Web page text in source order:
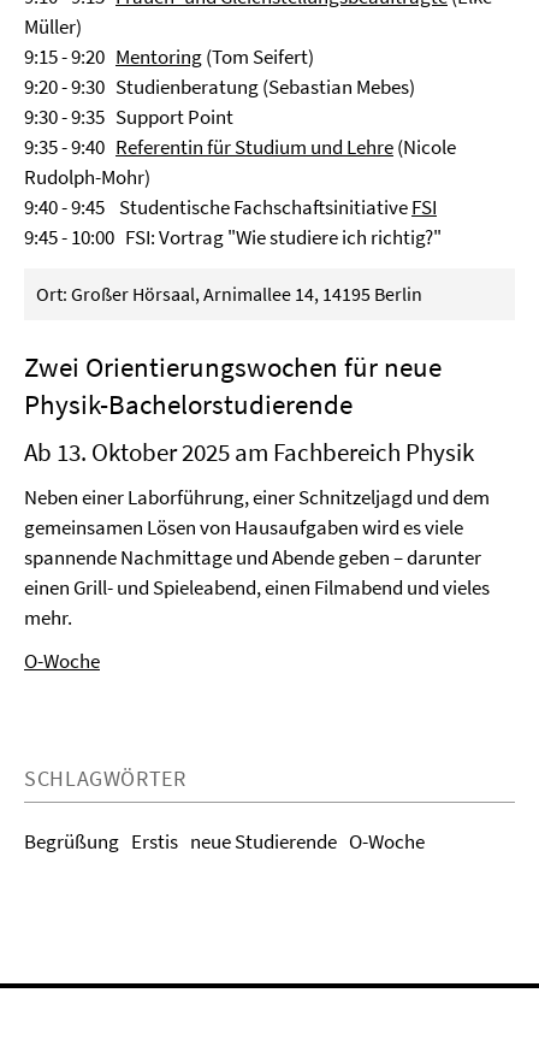
Müller)
9:15 - 9:20 Mentoring(Tom Seifert)
9:20 - 9:30 Studienberatung (Sebastian Mebes)
9:30 - 9:35 Support Point
9:35 - 9:40 Referentin für Studium und Lehre(Nicole
Rudolph-Mohr)
9:40 - 9:45 Studentische FachschaftsinitiativeFSI
9:45 - 10:00 FSI: Vortrag "Wie studiere ich richtig?"
Ort: Großer Hörsaal, Arnimallee 14, 14195 Berlin
Zwei Orientierungswochen für neue
Physik-Bachelorstudierende
Ab 13. Oktober 2025 am Fachbereich Physik
Neben einer Laborführung, einer Schnitzeljagd und dem
gemeinsamen Lösen von Hausaufgaben wird es viele
spannende Nachmittage und Abende geben – darunter
einen Grill- und Spieleabend, einen Filmabend und vieles
mehr.
O-Woche
SCHLAGWÖRTER
Begrüßung Erstis neue Studierende O-Woche